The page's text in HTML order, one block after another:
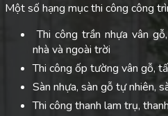
Một số hạng mục thi công công
Thi công trần nhựa vân
nhà và ngoài trời
Thi công ốp tường vân gỗ,
Sàn nhựa, sàn gỗ tự nhiên,
Thi công thanh lam trụ,